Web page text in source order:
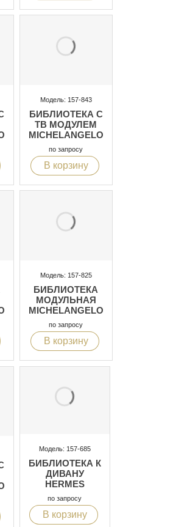
Модель: 157-843
БИБЛИОТЕКА С
ТВ МОДУЛЕМ
MICHELANGELO
по запросу
В корзину
Модель: 157-825
БИБЛИОТЕКА
МОДУЛЬНАЯ
MICHELANGELO
по запросу
В корзину
Модель: 157-685
БИБЛИОТЕКА К
ДИВАНУ
HERMES
по запросу
В корзину